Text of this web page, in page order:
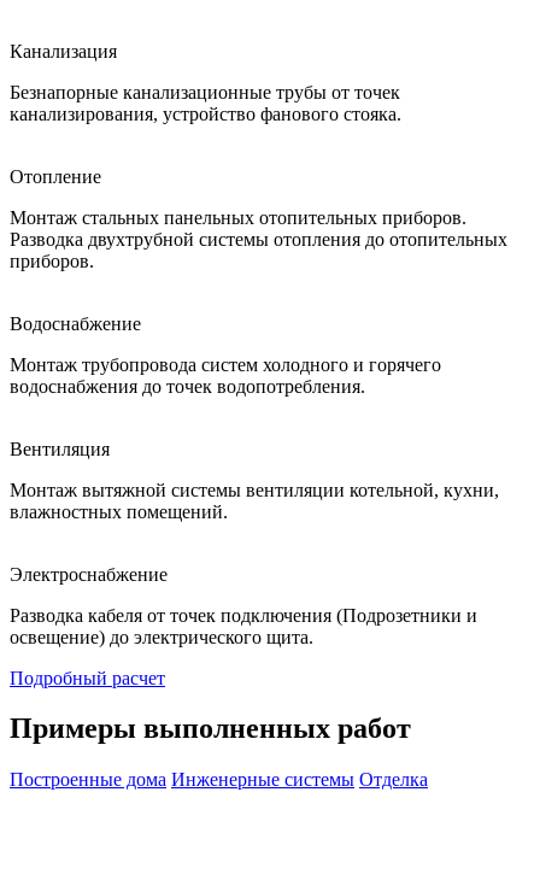
Канализация
Безнапорные канализационные трубы от точек
канализирования, устройство фанового стояка.
Отопление
Монтаж стальных панельных отопительных приборов.
Разводка двухтрубной системы отопления до отопительных
приборов.
Водоснабжение
Монтаж трубопровода систем холодного и горячего
водоснабжения до точек водопотребления.
Вентиляция
Монтаж вытяжной системы вентиляции котельной, кухни,
влажностных помещений.
Электроснабжение
Разводка кабеля от точек подключения (Подрозетники и
освещение) до электрического щита.
Подробный расчет
Примеры выполненных работ
Построенные дома Инженерные системы Отделка